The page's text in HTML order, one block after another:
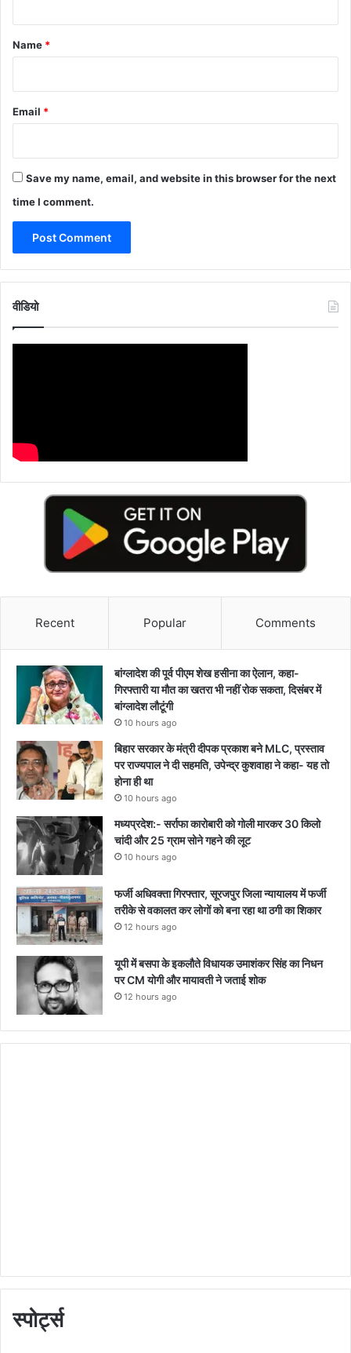
*
Name *
Email *
Save my name, email, and website in this browser for the next
time I comment.
वीडियो
Recent Popular Comments
बांग्लादेश की पूर्व पीएम शेख हसीना का ऐलान, कहा-
गिरफ्तारी या मौत का खतरा भी नहीं रोक सकता, दिसंबर में
बांग्लादेश लौटूंगी
10 hours ago
बिहार सरकार के मंत्री दीपक प्रकाश बने MLC, प्रस्ताव
पर राज्यपाल ने दी सहमति, उपेन्द्र कुशवाहा ने कहा- यह तो
होना ही था
10 hours ago
मध्यप्रदेश:- सर्राफा कारोबारी को गोली मारकर 30 किलो
चांदी और 25 ग्राम सोने गहने की लूट
10 hours ago
फर्जी अधिवक्ता गिरफ्तार, सूरजपुर जिला न्यायालय में फर्जी
तरीके से वकालत कर लोगों को बना रहा था ठगी का शिकार
12 hours ago
यूपी में बसपा के इकलौते विधायक उमाशंकर सिंह का निधन
पर CM याेगी और मायावती ने जताई शोक
12 hours ago
स्पोर्ट्स